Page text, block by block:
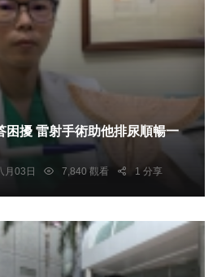
尿順暢一
月03日 7,840 觀看 1 分享